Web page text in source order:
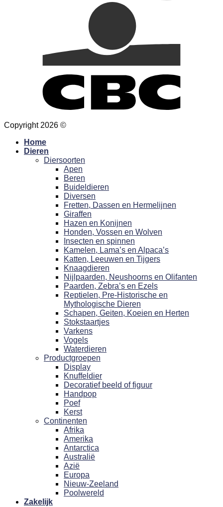
Copyright 2026 ©
Home
Dieren
Diersoorten
Apen
Beren
Buideldieren
Diversen
Fretten, Dassen en Hermelijnen
Giraffen
Hazen en Konijnen
Honden, Vossen en Wolven
Insecten en spinnen
Kamelen, Lama’s en Alpaca’s
Katten, Leeuwen en Tijgers
Knaagdieren
Nijlpaarden, Neushoorns en Olifanten
Paarden, Zebra’s en Ezels
Reptielen, Pre-Historische en
Mythologische Dieren
Schapen, Geiten, Koeien en Herten
Stokstaartjes
Varkens
Vogels
Waterdieren
Productgroepen
Display
Knuffeldier
Decoratief beeld of figuur
Handpop
Poef
Kerst
Continenten
Afrika
Amerika
Antarctica
Australië
Azië
Europa
Nieuw-Zeeland
Poolwereld
Zakelijk